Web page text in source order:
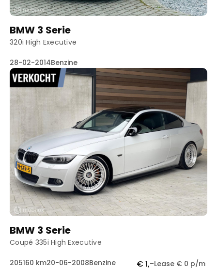
BMW 3 Serie
320i High Executive
28-02-2014Benzine
BMW 3 Serie
Coupé 335i High Executive
205160 km20-06-2008Benzine € 1,-Lease € 0 p/m